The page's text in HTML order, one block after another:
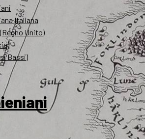
Italiana
Unito)
Bassi)